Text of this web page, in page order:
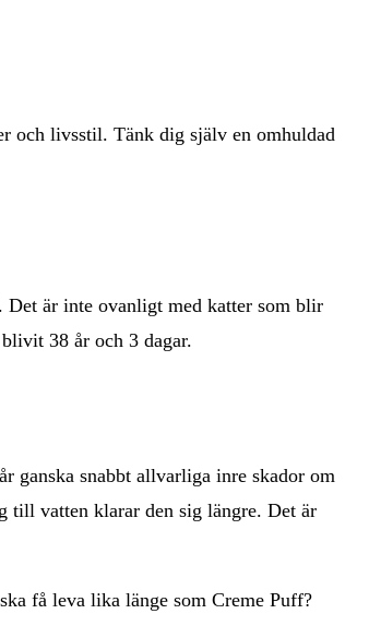
och livsstil. Tänk dig själv en omhuldad
Det är inte ovanligt med katter som blir
38 år och 3 dagar.
ganska snabbt allvarliga inre skador om
till vatten klarar den sig längre. Det är
få leva lika länge som Creme Puff?